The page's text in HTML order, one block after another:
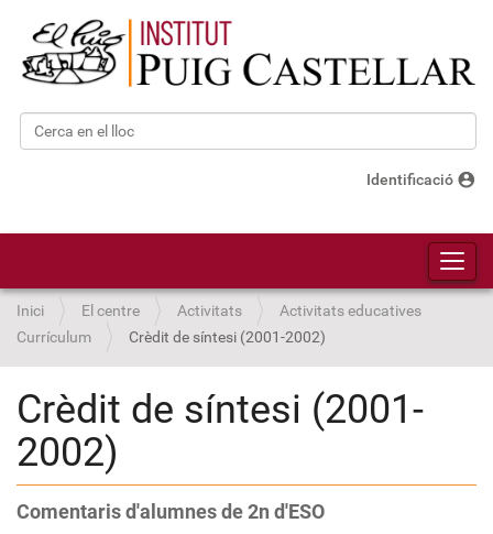
Cerca
Identificació account_circle
Inici El centre Activitats
Activitats educatives
Currículum
Crèdit de síntesi (2001-2002)
Crèdit de síntesi (2001-
2002)
Comentaris d'alumnes de 2n d'ESO